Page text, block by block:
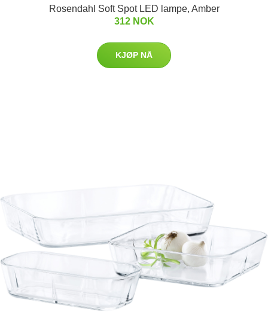
Rosendahl Soft Spot LED lampe, Amber
312 NOK
KJØP NÅ